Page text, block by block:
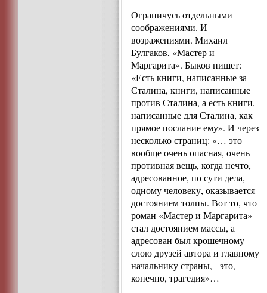
Ограничусь отдельными
соображениями. И
возражениями. Михаил
Булгаков, «Мастер и
Маргарита». Быков пишет:
«Есть книги, написанные за
Сталина, книги, написанные
против Сталина, а есть книги,
написанные для Сталина, как
прямое послание ему». И через
несколько страниц: «… это
вообще очень опасная, очень
противная вещь, когда нечто,
адресованное, по сути дела,
одному человеку, оказывается
достоянием толпы. Вот то, что
роман «Мастер и Маргарита»
стал достоянием массы, а
адресован был крошечному
слою друзей автора и главному
начальнику страны, - это,
конечно, трагедия»…